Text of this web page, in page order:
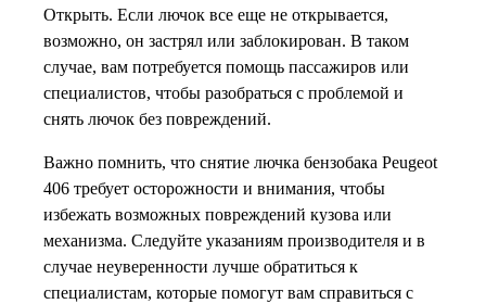
Открыть. Если лючок все еще не открывается,
возможно, он застрял или заблокирован. В таком
случае, вам потребуется помощь пассажиров или
специалистов, чтобы разобраться с проблемой и
снять лючок без повреждений.
Важно помнить, что снятие лючка бензобака Peugeot
406 требует осторожности и внимания, чтобы
избежать возможных повреждений кузова или
механизма. Следуйте указаниям производителя и в
случае неуверенности лучше обратиться к
специалистам, которые помогут вам справиться с